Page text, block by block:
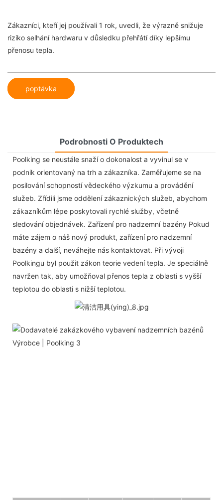
Zákazníci, kteří jej používali 1 rok, uvedli, že výrazně snižuje
riziko selhání hardwaru v důsledku přehřátí díky lepšímu
přenosu tepla.
poptávka
Podrobnosti O Produktech
Poolking se neustále snaží o dokonalost a vyvinul se v
podnik orientovaný na trh a zákazníka. Zaměřujeme se na
posilování schopností vědeckého výzkumu a provádění
služeb. Zřídili jsme oddělení zákaznických služeb, abychom
zákazníkům lépe poskytovali rychlé služby, včetně
sledování objednávek. Zařízení pro nadzemní bazény Pokud
máte zájem o náš nový produkt, zařízení pro nadzemní
bazény a další, neváhejte nás kontaktovat. Při vývoji
Poolkingu byl použit zákon teorie vedení tepla. Je speciálně
navržen tak, aby umožňoval přenos tepla z oblasti s vyšší
teplotou do oblasti s nižší teplotou.